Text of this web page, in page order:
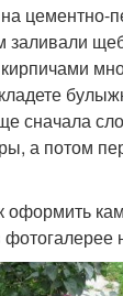
цементно-
заливали
сначала
а потом
оформить
фотогалерее